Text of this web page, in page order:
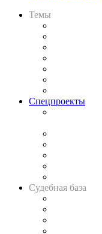
Темы
Спецпроекты
Судебная база